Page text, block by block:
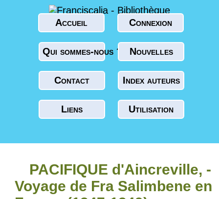
Accueil Connexion
Qui sommes-nous ? Nouvelles
Contact Index auteurs
Liens Utilisation
PACIFIQUE d'Aincreville, -
Voyage de Fra Salimbene en